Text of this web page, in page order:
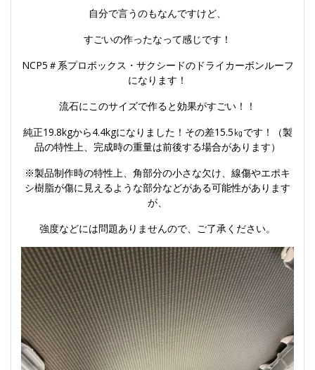
自分で言うのもなんですけど、
すごいの作ったなって感じです！
NCP5＃系プロボックス・サクシードのドライカーボンルーフ
になります！
流石にこのサイズで作ると効果がすごい！！
純正19.8kgから4.4kgになりました！その差15.5㎏です！（製
品の特性上、完成時の重量は前後する場合があります）
※製品制作時の特性上、角部分の小さな欠け、線傷やエポキ
シ樹脂が傷に見えるような部分などがある可能性があります
が、
強度などには問題ありませんので、ご了承ください。